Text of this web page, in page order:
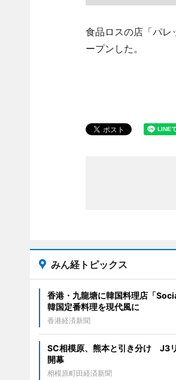
食品ロスの店「パレ
ープンした。
みん経トピックス
香港・九龍塘に韓国料理店「
韓国定番料理を現代風に
香港経済新聞
SC相模原、熊本と引き分け J3
開幕
相模原町田経済新聞